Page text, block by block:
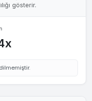
gösterir.